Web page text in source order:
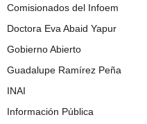
Comisionados del Infoem
Doctora Eva Abaid Yapur
Gobierno Abierto
Guadalupe Ramírez Peña
INAI
Información Pública